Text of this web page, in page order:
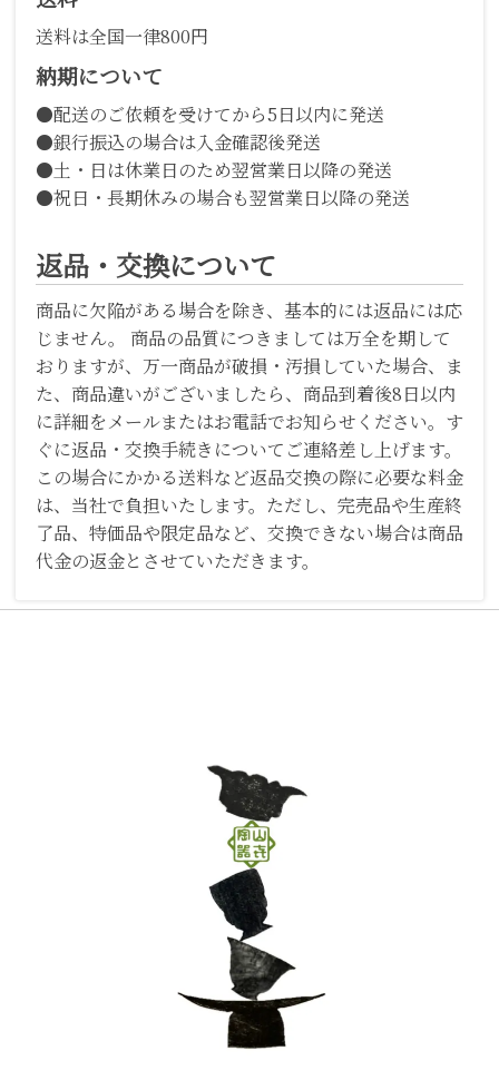
送料は全国一律800円
納期について
●配送のご依頼を受けてから5日以内に発送
●銀行振込の場合は入金確認後発送
●土・日は休業日のため翌営業日以降の発送
●祝日・長期休みの場合も翌営業日以降の発送
返品・交換について
商品に欠陥がある場合を除き、基本的には返品には応
じません。 商品の品質につきましては万全を期して
おりますが、万一商品が破損・汚損していた場合、ま
た、商品違いがございましたら、商品到着後8日以内
に詳細をメールまたはお電話でお知らせください。す
ぐに返品・交換手続きについてご連絡差し上げます。
この場合にかかる送料など返品交換の際に必要な料金
は、当社で負担いたします。ただし、完売品や生産終
了品、特価品や限定品など、交換できない場合は商品
代金の返金とさせていただきます。